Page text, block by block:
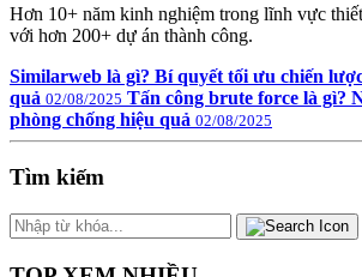
Hơn 10+ năm kinh nghiệm trong lĩnh vực
với hơn 200+ dự án thành công.
Similarweb là gì? Bí quyết tối ưu chiến
quả 02/08/2025 Tấn công brute force là gì?
phòng chống hiệu quả 02/08/2025
Tìm kiếm